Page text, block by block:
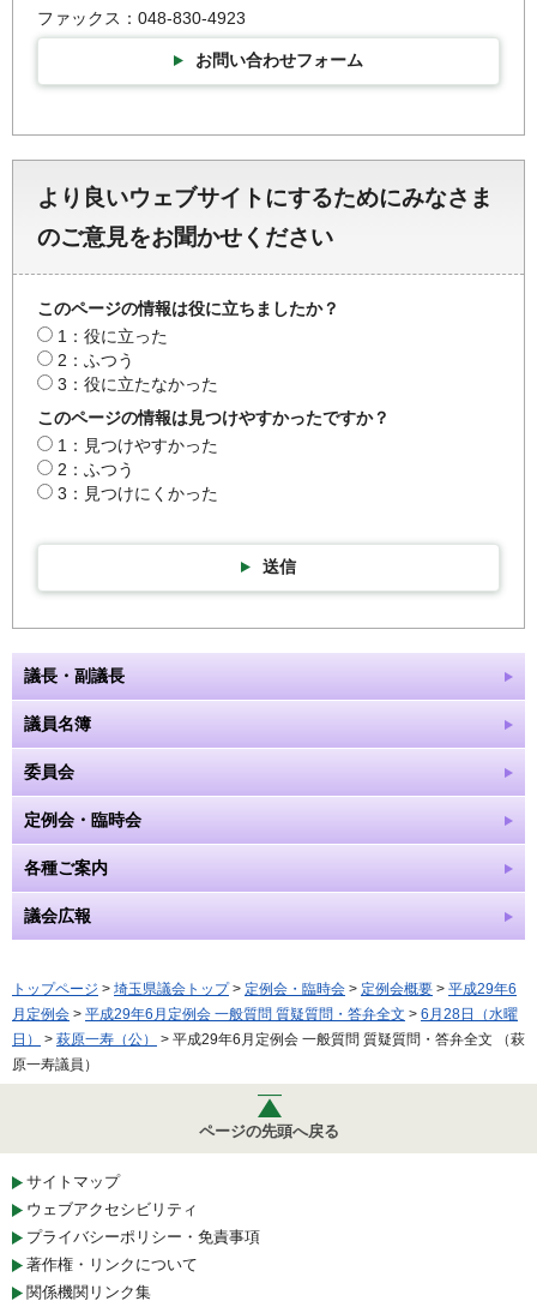
ファックス：048-830-4923
お問い合わせフォーム
より良いウェブサイトにするためにみなさま
のご意見をお聞かせください
このページの情報は役に立ちましたか？
1：役に立った
2：ふつう
3：役に立たなかった
このページの情報は見つけやすかったですか？
1：見つけやすかった
2：ふつう
3：見つけにくかった
送信
議長・副議長
議員名簿
委員会
定例会・臨時会
各種ご案内
議会広報
トップページ > 埼玉県議会トップ> 定例会・臨時会 > 定例会概要 > 平成29年6
月定例会 > 平成29年6月定例会 一般質問 質疑質問・答弁全文 > 6月28日（水曜
日）
> 萩原一寿（公）
> 平成29年6月定例会 一般質問 質疑質問・答弁全文 （萩
原一寿議員）
ページの先頭へ戻る
サイトマップ
ウェブアクセシビリティ
プライバシーポリシー・免責事項
著作権・リンクについて
関係機関リンク集